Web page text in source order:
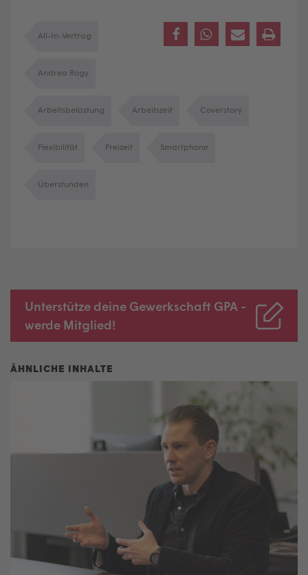
All-In-Vertrag
Andrea Rogy
Arbeitsbelastung Arbeitszeit Coverstory
Flexibilität Freizeit Smartphone
Überstunden
Unterstütze deine Gewerkschaft GPA -
werde Mitglied!